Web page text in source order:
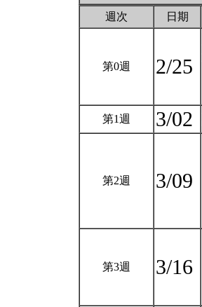
週次 日期
第0週 2/25
第1週 3/02
第2週 3/09
第3週 3/16